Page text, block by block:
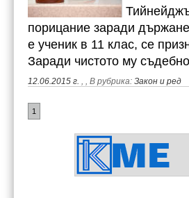
порицание заради
е ученик в 11 клас, се
Заради чистото му
12.06.2015 г. , , В рубрика: Закон и ред
1